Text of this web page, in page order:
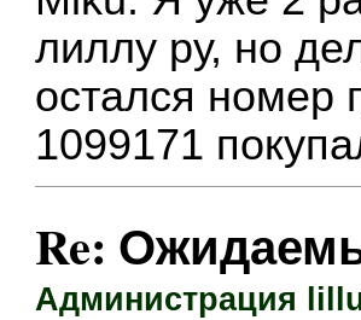
лиллу ру, но
остался номер
1099171
Re:
Администрация